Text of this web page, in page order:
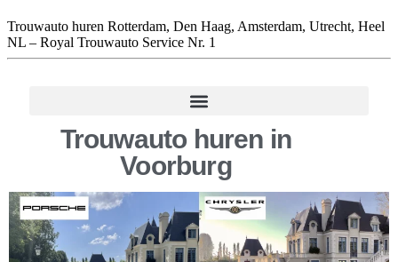
Trouwauto huren Rotterdam, Den Haag, Amsterdam, Utrecht, Heel
NL – Royal Trouwauto Service Nr. 1
Trouwauto huren in
Voorburg